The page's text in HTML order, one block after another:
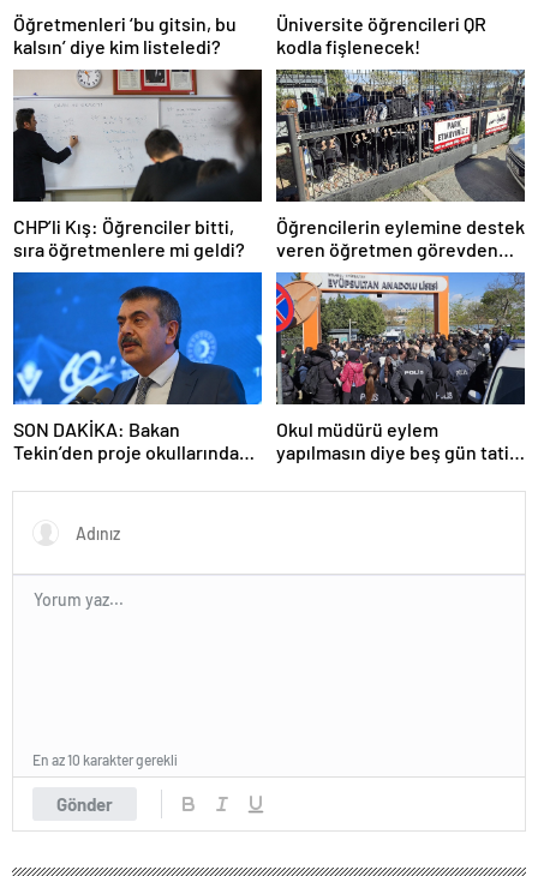
Öğretmenleri ‘bu gitsin, bu
kalsın’ diye kim listeledi?
Üniversite öğrencileri QR
kodla fişlenecek!
CHP’li Kış: Öğrenciler bitti,
sıra öğretmenlere mi geldi?
Öğrencilerin eylemine destek
veren öğretmen görevden
uzaklaştırıldı
SON DAKİKA: Bakan
Tekin’den proje okullarındaki
Okul müdürü eylem
yapılmasın diye beş gün tatil
Gönder
En az 10 karakter gerekli